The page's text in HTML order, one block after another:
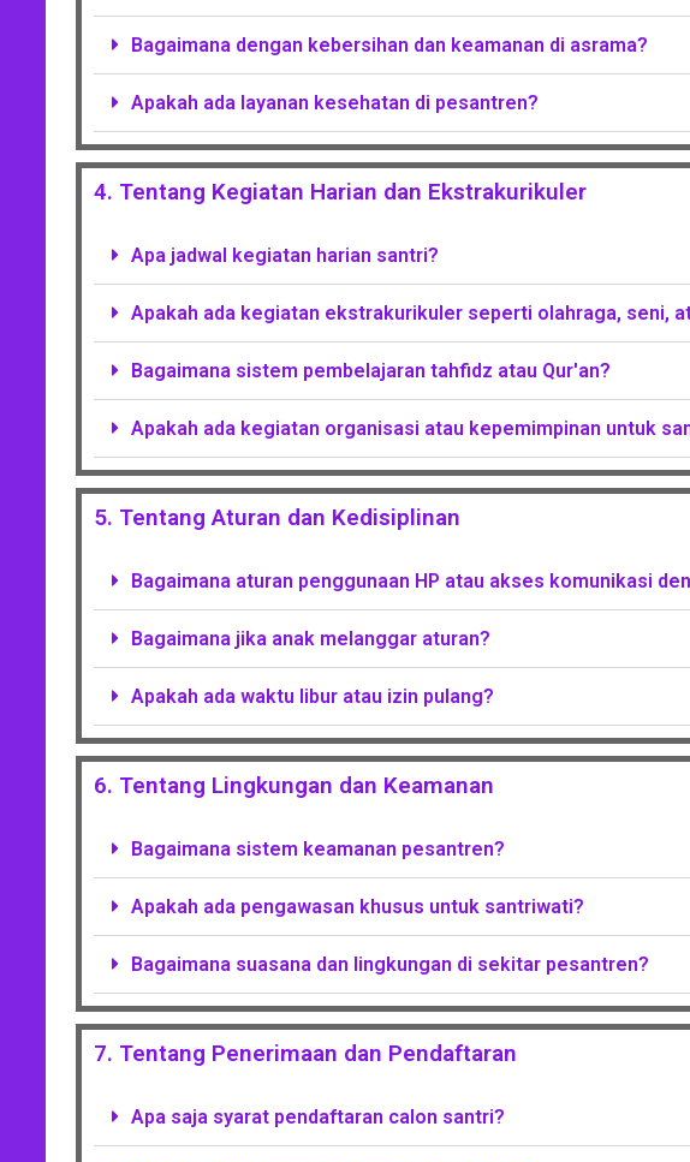
Bagaimana dengan kebersihan dan keamanan di asrama?
Apakah ada layanan kesehatan di pesantren?
4. Tentang Kegiatan Harian dan Ekstrakurikuler
Apa jadwal kegiatan harian santri?
Apakah ada kegiatan ekstrakurikuler seperti olahraga, seni,
Bagaimana sistem pembelajaran tahfidz atau Qur'an?
Apakah ada kegiatan organisasi atau kepemimpinan untuk
5. Tentang Aturan dan Kedisiplinan
Bagaimana aturan penggunaan HP atau akses komunikasi
Bagaimana jika anak melanggar aturan?
Apakah ada waktu libur atau izin pulang?
6. Tentang Lingkungan dan Keamanan
Bagaimana sistem keamanan pesantren?
Apakah ada pengawasan khusus untuk santriwati?
Bagaimana suasana dan lingkungan di sekitar pesantren?
7. Tentang Penerimaan dan Pendaftaran
Apa saja syarat pendaftaran calon santri?